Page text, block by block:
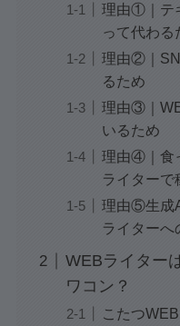
理由①｜テ
って代わる
理由②｜
るため
理由③｜
いるため
理由④｜食
ライターで
理由⑤生成
ライターへ
WEBライター
ワコン？
こたつ